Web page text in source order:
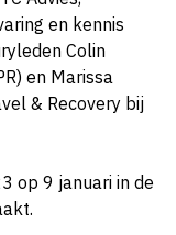
en kennis
Colin
en Marissa
& Recovery bij
op 9 januari in de